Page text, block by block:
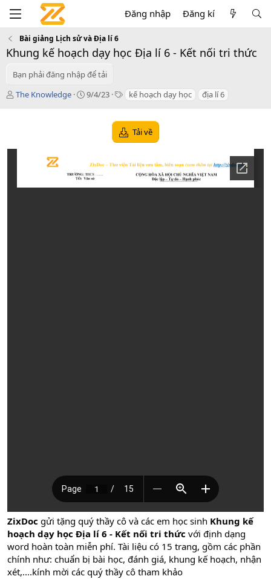
Đăng nhập Đăng kí
Bài giảng Lịch sử và Địa lí 6
Khung kế hoạch dạy học Địa lí 6 - Kết nối tri thức
Bạn phải đăng nhập để tải
T
ả
The Knowledge
C
n
d
9/4/23
T
s
kế hoạch dạy học địa lí 6
Tải về
ZixDoc gửi tặng quý thầy cô và các em học sinh Khung kế
hoạch dạy học Địa lí 6 - Kết nối tri thức với định dạng
word hoàn toàn miễn phí. Tài liệu có 15 trang, gồm các phần
chính như: chuẩn bị bài học, đánh giá, khung kế hoạch, nhận
xét,....kính mời các quý thầy cô tham khảo